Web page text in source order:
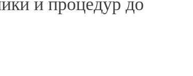
и процедур до